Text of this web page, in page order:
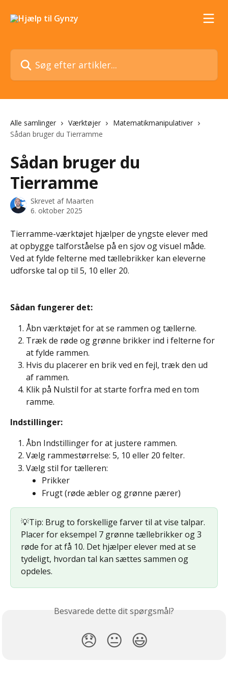
Søg efter artikler...
Alle samlinger Værktøjer
Matematikmanipulativer
Sådan bruger du Tierramme
Sådan bruger du
Tierramme
Skrevet af Maarten
6. oktober 2025
Tierramme-værktøjet hjælper de yngste elever med
at opbygge talforståelse på en sjov og visuel måde.
Ved at fylde felterne med tællebrikker kan eleverne
udforske tal op til 5, 10 eller 20.
Sådan fungerer det:
Åbn værktøjet for at se rammen og tællerne.
Træk de røde og grønne brikker ind i felterne for
at fylde rammen.
Hvis du placerer en brik ved en fejl, træk den ud
af rammen.
Klik på Nulstil for at starte forfra med en tom
ramme.
Indstillinger:
Åbn Indstillinger for at justere rammen.
Vælg rammestørrelse: 5, 10 eller 20 felter.
Vælg stil for tælleren:
Prikker
Frugt (røde æbler og grønne pærer)
💡Tip: Brug to forskellige farver til at vise talpar.
Placer for eksempel 7 grønne tællebrikker og 3
røde for at få 10. Det hjælper elever med at se
tydeligt, hvordan tal kan sættes sammen og
opdeles.
Besvarede dette dit spørgsmål?
😞 😐 😃